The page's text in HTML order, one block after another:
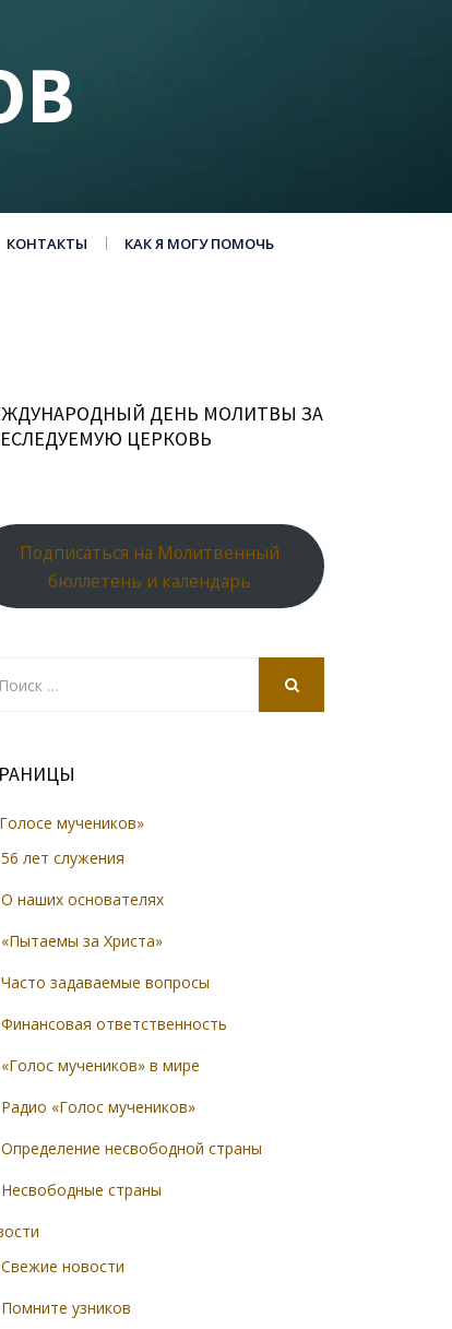
КОНТАКТЫ КАК Я МОГУ ПОМОЧЬ
ДЕНЬ МОЛИТВЫ ЗА
ЦЕРКОВЬ
Подписаться на Молитвенный
бюллетень и календарь
мучеников»
56 лет служения
О наших основателях
«Пытаемы за Христа»
Часто задаваемые вопросы
Финансовая ответственность
«Голос мучеников» в мире
Радио «Голос мучеников»
Определение несвободной страны
Несвободные страны
Свежие новости
Помните узников